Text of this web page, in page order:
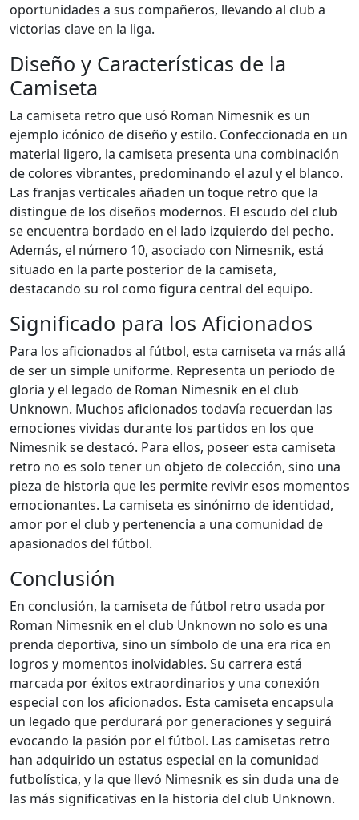
oportunidades a sus compañeros, llevando al club a
victorias clave en la liga.
Diseño y Características de la
Camiseta
La camiseta retro que usó Roman Nimesnik es un
ejemplo icónico de diseño y estilo. Confeccionada en un
material ligero, la camiseta presenta una combinación
de colores vibrantes, predominando el azul y el blanco.
Las franjas verticales añaden un toque retro que la
distingue de los diseños modernos. El escudo del club
se encuentra bordado en el lado izquierdo del pecho.
Además, el número 10, asociado con Nimesnik, está
situado en la parte posterior de la camiseta,
destacando su rol como figura central del equipo.
Significado para los Aficionados
Para los aficionados al fútbol, esta camiseta va más allá
de ser un simple uniforme. Representa un periodo de
gloria y el legado de Roman Nimesnik en el club
Unknown. Muchos aficionados todavía recuerdan las
emociones vividas durante los partidos en los que
Nimesnik se destacó. Para ellos, poseer esta camiseta
retro no es solo tener un objeto de colección, sino una
pieza de historia que les permite revivir esos momentos
emocionantes. La camiseta es sinónimo de identidad,
amor por el club y pertenencia a una comunidad de
apasionados del fútbol.
Conclusión
En conclusión, la camiseta de fútbol retro usada por
Roman Nimesnik en el club Unknown no solo es una
prenda deportiva, sino un símbolo de una era rica en
logros y momentos inolvidables. Su carrera está
marcada por éxitos extraordinarios y una conexión
especial con los aficionados. Esta camiseta encapsula
un legado que perdurará por generaciones y seguirá
evocando la pasión por el fútbol. Las camisetas retro
han adquirido un estatus especial en la comunidad
futbolística, y la que llevó Nimesnik es sin duda una de
las más significativas en la historia del club Unknown.